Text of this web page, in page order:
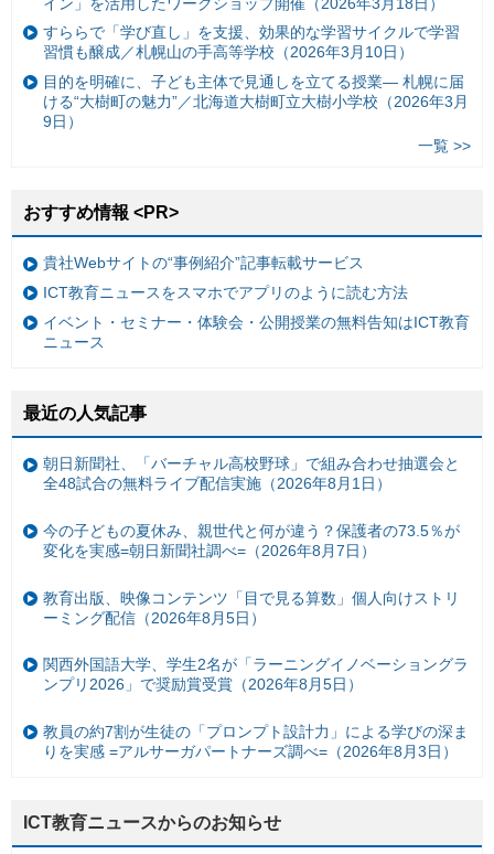
すららで「学び直し」を支援、効果的な学習サイクルで学習
習慣も醸成／札幌山の手高等学校（2026年3月10日）
目的を明確に、子ども主体で見通しを立てる授業— 札幌に届
ける“大樹町の魅力”／北海道大樹町立大樹小学校（2026年3月
9日）
一覧 >>
おすすめ情報 <PR>
貴社Webサイトの“事例紹介”記事転載サービス
ICT教育ニュースをスマホでアプリのように読む方法
イベント・セミナー・体験会・公開授業の無料告知はICT教育
ニュース
最近の人気記事
朝日新聞社、「バーチャル高校野球」で組み合わせ抽選会と
全48試合の無料ライブ配信実施（2026年8月1日）
今の子どもの夏休み、親世代と何が違う？保護者の73.5％が
変化を実感=朝日新聞社調べ=（2026年8月7日）
教育出版、映像コンテンツ「目で見る算数」個人向けストリ
ーミング配信（2026年8月5日）
関西外国語大学、学生2名が「ラーニングイノベーショングラ
ンプリ2026」で奨励賞受賞（2026年8月5日）
教員の約7割が生徒の「プロンプト設計力」による学びの深ま
りを実感 =アルサーガパートナーズ調べ=（2026年8月3日）
ICT教育ニュースからのお知らせ